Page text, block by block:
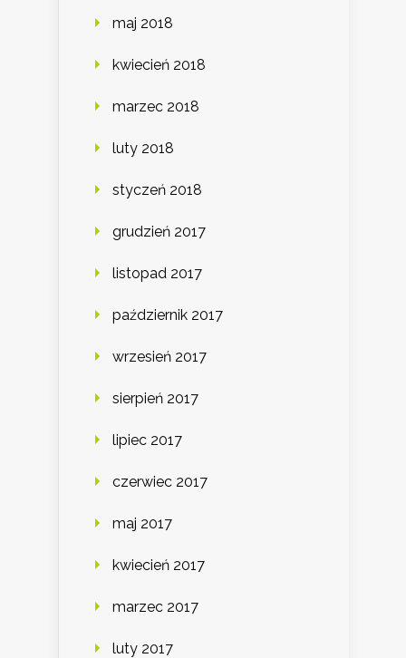
maj 2018
kwiecień 2018
marzec 2018
luty 2018
styczeń 2018
grudzień 2017
listopad 2017
październik 2017
wrzesień 2017
sierpień 2017
lipiec 2017
czerwiec 2017
maj 2017
kwiecień 2017
marzec 2017
luty 2017